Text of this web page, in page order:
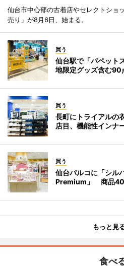
仙台市中心部の古着店やセレクトショ
売り」が8月6日、始まる。
買う
仙台駅で「パペット
地限定グッズ含む90
買う
長町にトライアル
店目、機能性インナ
買う
仙台パルコに「シル
Premium」 商品
もっと見
食べ